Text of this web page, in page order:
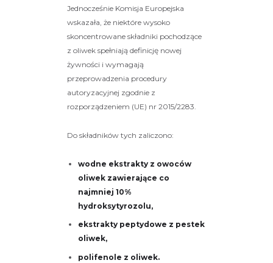
Jednocześnie Komisja Europejska
wskazała, że niektóre wysoko
skoncentrowane składniki pochodzące
z oliwek spełniają definicję nowej
żywności i wymagają
przeprowadzenia procedury
autoryzacyjnej zgodnie z
rozporządzeniem (UE) nr 2015/2283.
Do składników tych zaliczono:
wodne ekstrakty z owoców
oliwek zawierające co
najmniej 10%
hydroksytyrozolu,
ekstrakty peptydowe z pestek
oliwek,
polifenole z oliwek.